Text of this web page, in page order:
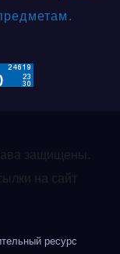
защищены.
на сайт
ресурс